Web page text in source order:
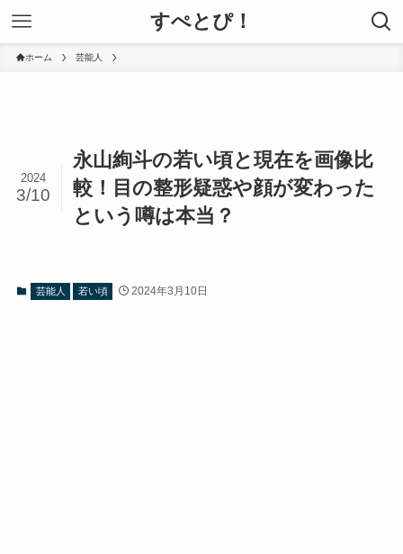
すぺとぴ！
ホーム 芸能人
永山絢斗の若い頃と現在を画像比
較！目の整形疑惑や顔が変わった
という噂は本当？
2024
3/10
芸能人 若い頃 2024年3月10日